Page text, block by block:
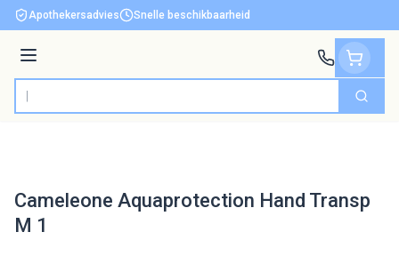
Ga naar de inhoud
Apothekersadvies Snelle beschikbaarheid
Menu
Product, merk, categorie... Zoek
Cameleone Aquaprotection Hand Transp
M 1